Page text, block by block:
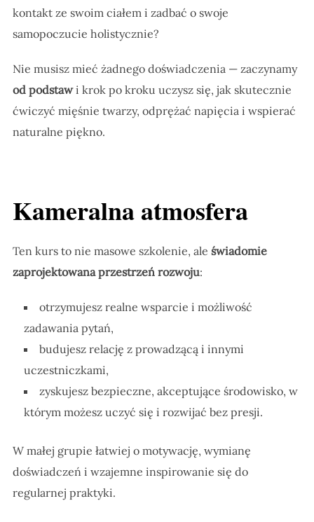
kontakt ze swoim ciałem i zadbać o swoje
samopoczucie holistycznie?
Nie musisz mieć żadnego doświadczenia — zaczynamy
od podstawi krok po kroku uczysz się, jak skutecznie
ćwiczyć mięśnie twarzy, odprężać napięcia i wspierać
naturalne piękno.
Kameralna atmosfera
Ten kurs to nie masowe szkolenie, ale świadomie
zaprojektowana przestrzeń rozwoju:
otrzymujesz realne wsparcie i możliwość
zadawania pytań,
budujesz relację z prowadzącą i innymi
uczestniczkami,
zyskujesz bezpieczne, akceptujące środowisko, w
którym możesz uczyć się i rozwijać bez presji.
W małej grupie łatwiej o motywację, wymianę
doświadczeń i wzajemne inspirowanie się do
regularnej praktyki.